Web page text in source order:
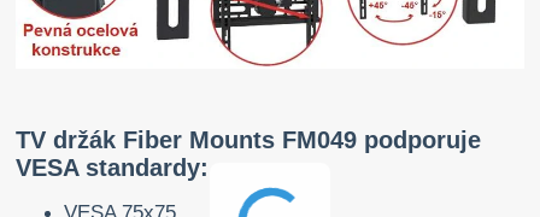
TV držák Fiber Mounts FM049 podporuje
VESA standardy: